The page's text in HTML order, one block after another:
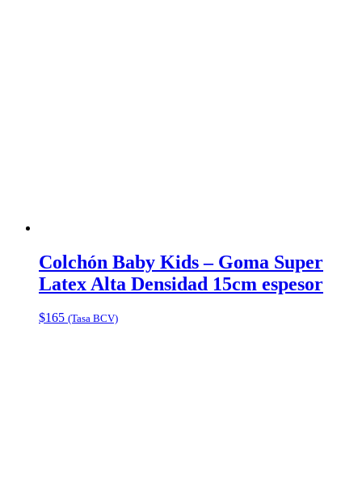
Colchón Baby Kids – Goma Super
Latex Alta Densidad 15cm espesor
$165 (Tasa BCV)